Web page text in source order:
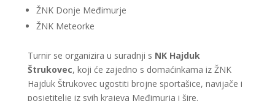
ŽNK Donje Međimurje
ŽNK Meteorke
Turnir se organizira u suradnji s NK Hajduk
Štrukovec, koji će zajedno s domaćinkama iz ŽNK
Hajduk Štrukovec ugostiti brojne sportašice, navijače i
posjetitelje iz svih krajeva Međimurja i šire.